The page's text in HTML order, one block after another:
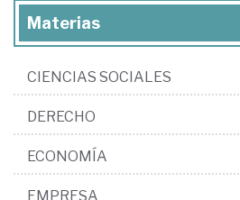
Materias
CIENCIAS SOCIALES
DERECHO
ECONOMÍA
EMPRESA